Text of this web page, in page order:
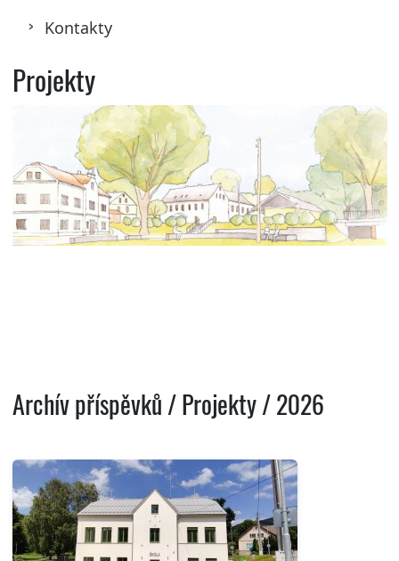
Kontakty
Projekty
Archív příspěvků / Projekty / 2026